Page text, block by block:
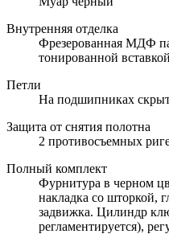
Внутренняя отделка
Фрезерованная МДФ
тонированной
Петли
На подшипниках
Защита от снятия полотна
2 противосъемных
Полный комплект
Фурнитура в черном
накладка со шторкой,
задвижка. Цилиндр
регламентируется),